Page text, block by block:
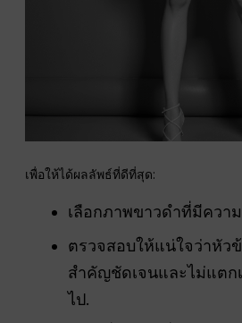
เพื่อให้ได้ผลลัพธ์ที่ดีที่สุด:
เลือกภาพขาวดำที่มีควา
ตรวจสอบให้แน่ใจว่าหัว
สำคัญชัดเจนและไม่แตก
ไป.